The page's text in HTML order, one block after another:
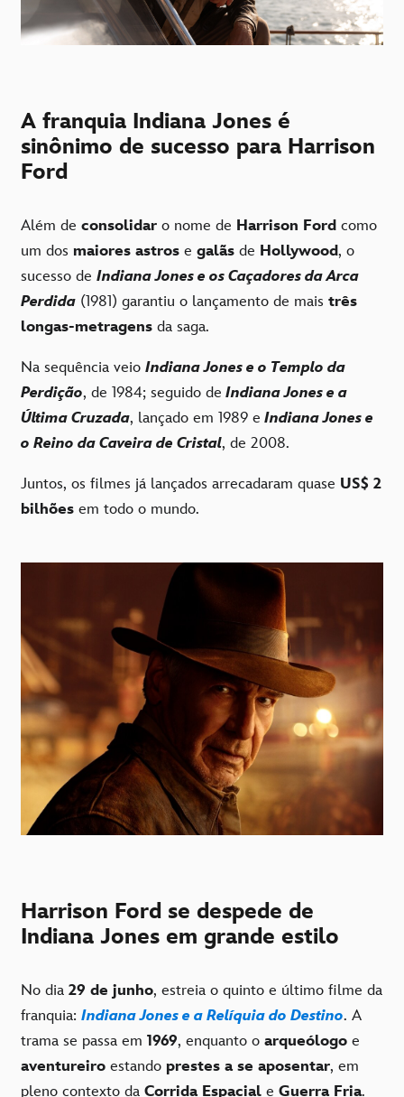
A franquia Indiana Jones é
sinônimo de sucesso para Harrison
Ford
Além de consolidar o nome de Harrison Ford como
um dos maiores astros e galãs de Hollywood, o
sucesso de Indiana Jones e os Caçadores da Arca
Perdida (1981) garantiu o lançamento de mais três
longas-metragens da saga.
Na sequência veio Indiana Jones e o Templo da
Perdição, de 1984; seguido de Indiana Jones e a
Última Cruzada, lançado em 1989 e Indiana Jones e
o Reino da Caveira de Cristal, de 2008.
Juntos, os filmes já lançados arrecadaram quase US$ 2
bilhões em todo o mundo.
Harrison Ford se despede de
Indiana Jones em grande estilo
No dia 29 de junho, estreia o quinto e último filme da
franquia: Indiana Jones e a Relíquia do Destino. A
trama se passa em 1969, enquanto o arqueólogo e
aventureiro estando prestes a se aposentar, em
pleno contexto da Corrida Espacial e Guerra Fria.